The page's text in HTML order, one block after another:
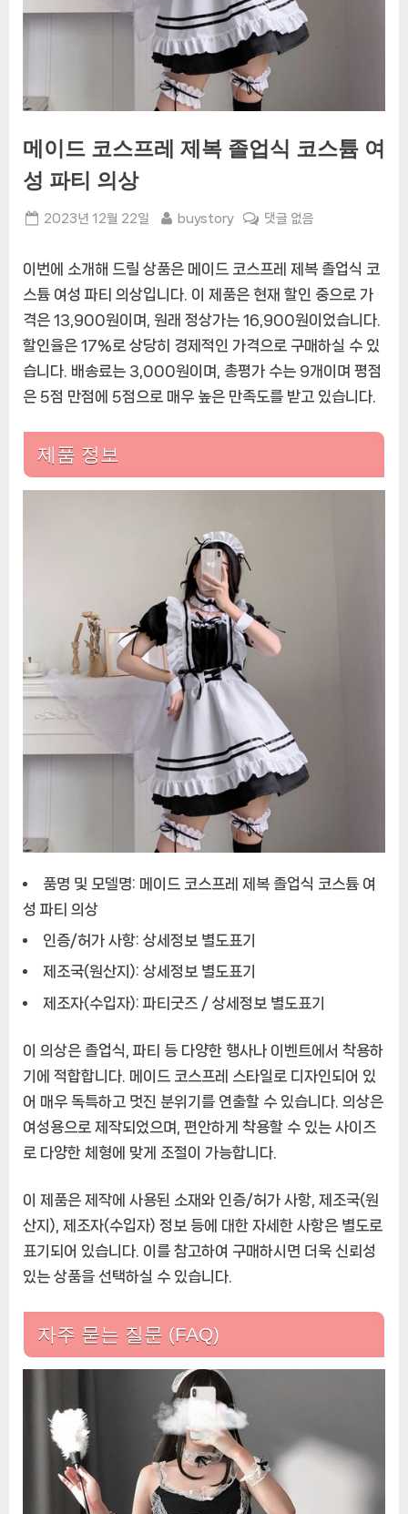
메이드 코스프레 제복 졸업식 코스튬 여
성 파티 의상
Posted
2023년 12월 22일 By
buystory
메
스
프
레
제
졸
스
의
상
에
댓글 없음
이번에 소개해 드릴 상품은 메이드 코스프레 제복 졸업식 코
스튬 여성 파티 의상입니다. 이 제품은 현재 할인 중으로 가
격은 13,900원이며, 원래 정상가는 16,900원이었습니다.
할인율은 17%로 상당히 경제적인 가격으로 구매하실 수 있
습니다. 배송료는 3,000원이며, 총평가 수는 9개이며 평점
은 5점 만점에 5점으로 매우 높은 만족도를 받고 있습니다.
제품 정보
품명 및 모델명: 메이드 코스프레 제복 졸업식 코스튬 여
성 파티 의상
인증/허가 사항: 상세정보 별도표기
제조국(원산지): 상세정보 별도표기
제조자(수입자): 파티굿즈 / 상세정보 별도표기
이 의상은 졸업식, 파티 등 다양한 행사나 이벤트에서 착용하
기에 적합합니다. 메이드 코스프레 스타일로 디자인되어 있
어 매우 독특하고 멋진 분위기를 연출할 수 있습니다. 의상은
여성용으로 제작되었으며, 편안하게 착용할 수 있는 사이즈
로 다양한 체형에 맞게 조절이 가능합니다.
이 제품은 제작에 사용된 소재와 인증/허가 사항, 제조국(원
산지), 제조자(수입자) 정보 등에 대한 자세한 사항은 별도로
표기되어 있습니다. 이를 참고하여 구매하시면 더욱 신뢰성
있는 상품을 선택하실 수 있습니다.
자주 묻는 질문 (FAQ)